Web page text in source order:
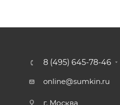
8 (495) 645-78-46
online@sumkin.ru
г. Москва